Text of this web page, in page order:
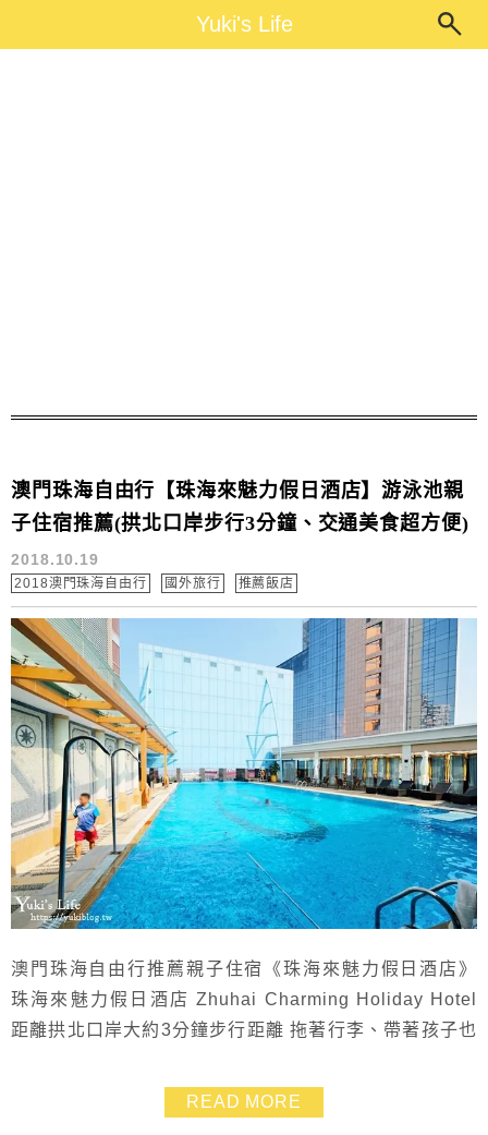
Yuki's LifeYuki's Life
澳門珠海自由行【珠海來魅力假日酒店】游泳池親
子住宿推薦(拱北口岸步行3分鐘、交通美食超方便)
2018.10.19
2018澳門珠海自由行 國外旅行 推薦飯店
澳門珠海自由行推薦親子住宿《珠海來魅力假日酒店》
珠海來魅力假日酒店 Zhuhai Charming Holiday Hotel
距離拱北口岸大約3分鐘步行距離 拖著行李、帶著孩子也
下購物商城.不論用餐、血拼都相當便利 就算下雨或大太
陽也不受天候影響 重點是特大床雙人房平日只要二千多
READ MORE